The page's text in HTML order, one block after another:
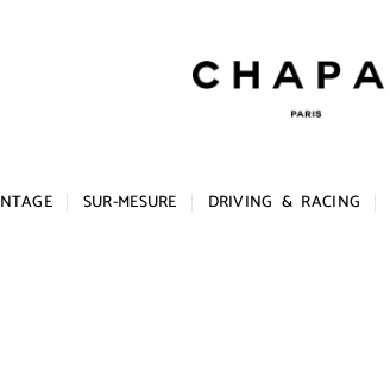
SUR-MESURE DRIVING & RACING